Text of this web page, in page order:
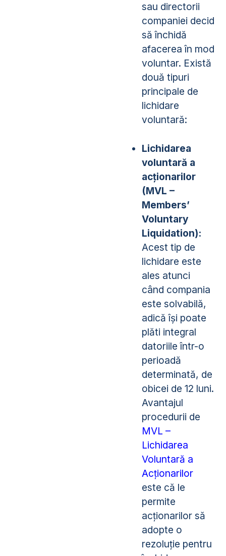
sau directorii
companiei decid
să închidă
afacerea în mod
voluntar. Există
două tipuri
principale de
lichidare
voluntară:
Lichidarea
voluntară a
acționarilor
(MVL –
Members’
Voluntary
Liquidation):
Acest tip de
lichidare este
ales atunci
când compania
este solvabilă,
adică își poate
plăti integral
datoriile într-o
perioadă
determinată, de
obicei de 12 luni.
Avantajul
procedurii de
MVL –
Lichidarea
Voluntară a
Acționarilor
este că le
permite
acționarilor să
adopte o
rezoluție pentru